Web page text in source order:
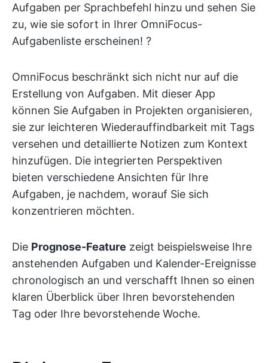
Aufgaben per Sprachbefehl hinzu und sehen Sie
zu, wie sie sofort in Ihrer OmniFocus-
Aufgabenliste erscheinen! ?
OmniFocus beschränkt sich nicht nur auf die
Erstellung von Aufgaben. Mit dieser App
können Sie Aufgaben in Projekten organisieren,
sie zur leichteren Wiederauffindbarkeit mit Tags
versehen und detaillierte Notizen zum Kontext
hinzufügen. Die integrierten Perspektiven
bieten verschiedene Ansichten für Ihre
Aufgaben, je nachdem, worauf Sie sich
konzentrieren möchten.
Die Prognose-Feature zeigt beispielsweise Ihre
anstehenden Aufgaben und Kalender-Ereignisse
chronologisch an und verschafft Ihnen so einen
klaren Überblick über Ihren bevorstehenden
Tag oder Ihre bevorstehende Woche.